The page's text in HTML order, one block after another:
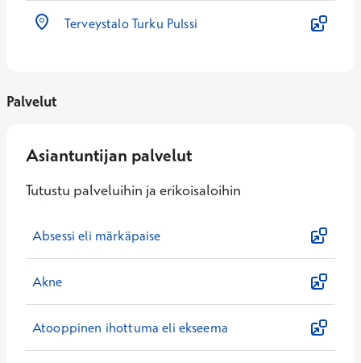
Terveystalo Turku Pulssi
Palvelut
Asiantuntijan palvelut
Tutustu palveluihin ja erikoisaloihin
Absessi eli märkäpaise
Akne
Atooppinen ihottuma eli ekseema